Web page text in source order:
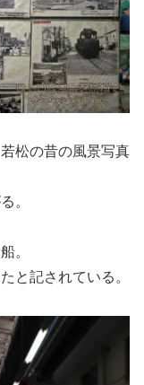
松の昔の風景写真
。
。
と記されている。